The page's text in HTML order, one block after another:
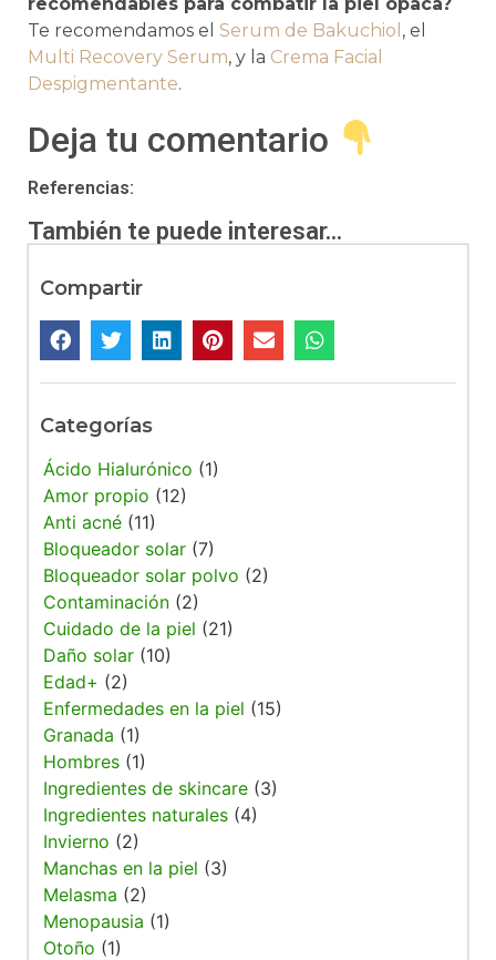
Te recomendamos el Serum de Bakuchiol , el
Multi Recovery Serum, y la Crema Facial
Despigmentante.
Deja tu comentario
Referencias:
También te puede interesar...
Compartir
Categorías
Ácido Hialurónico (1)
Amor propio (12)
Anti acné (11)
Bloqueador solar (7)
Bloqueador solar polvo (2)
Contaminación (2)
Cuidado de la piel (21)
Daño solar (10)
Edad+ (2)
Enfermedades en la piel (15)
Granada (1)
Hombres (1)
Ingredientes de skincare (3)
Ingredientes naturales (4)
Invierno (2)
Manchas en la piel (3)
Melasma (2)
Menopausia (1)
Otoño (1)